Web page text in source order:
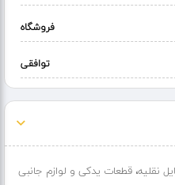
فروشگاه
توافقی
نقلیه،قطعات یدکی و لوازم جانبی